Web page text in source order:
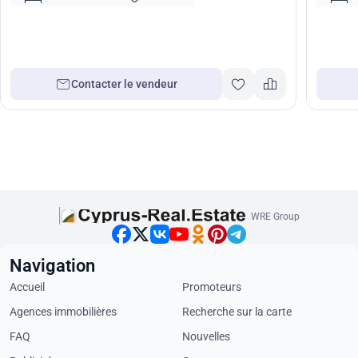
Contacter le vendeur
WRE Group
Navigation
Accueil
Promoteurs
Agences immobilières
Recherche sur la carte
FAQ
Nouvelles